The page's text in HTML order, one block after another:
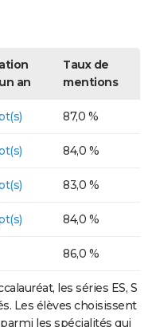
an
Taux de
mentions
87,0 %
84,0 %
83,0 %
84,0 %
86,0 %
les séries ES, S
Les élèves choisissent
les spécialités qui